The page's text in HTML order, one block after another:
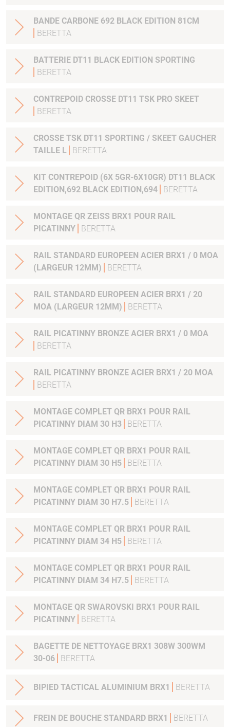
BANDE CARBONE 692 BLACK EDITION 81CM
BERETTA
BATTERIE DT11 BLACK EDITION SPORTING
BERETTA
CONTREPOID CROSSE DT11 TSK PRO SKEET
BERETTA
CROSSE TSK DT11 SPORTING / SKEET GAUCHER
TAILLE L
BERETTA
KIT CONTREPOID (6X 5GR-6X10GR) DT11 BLACK
EDITION,692 BLACK EDITION,694
BERETTA
MONTAGE QR ZEISS BRX1 POUR RAIL
PICATINNY
BERETTA
RAIL STANDARD EUROPEEN ACIER BRX1 / 0 MOA
(LARGEUR 12MM)
BERETTA
RAIL STANDARD EUROPEEN ACIER BRX1 / 20
MOA (LARGEUR 12MM)
BERETTA
RAIL PICATINNY BRONZE ACIER BRX1 / 0 MOA
BERETTA
RAIL PICATINNY BRONZE ACIER BRX1 / 20 MOA
BERETTA
MONTAGE COMPLET QR BRX1 POUR RAIL
PICATINNY DIAM 30 H3
BERETTA
MONTAGE COMPLET QR BRX1 POUR RAIL
PICATINNY DIAM 30 H5
BERETTA
MONTAGE COMPLET QR BRX1 POUR RAIL
PICATINNY DIAM 30 H7.5
BERETTA
MONTAGE COMPLET QR BRX1 POUR RAIL
PICATINNY DIAM 34 H5
BERETTA
MONTAGE COMPLET QR BRX1 POUR RAIL
PICATINNY DIAM 34 H7.5
BERETTA
MONTAGE QR SWAROVSKI BRX1 POUR RAIL
PICATINNY
BERETTA
BAGETTE DE NETTOYAGE BRX1 308W 300WM
30-06
BERETTA
BIPIED TACTICAL ALUMINIUM BRX1 BERETTA
FREIN DE BOUCHE STANDARD BRX1 BERETTA